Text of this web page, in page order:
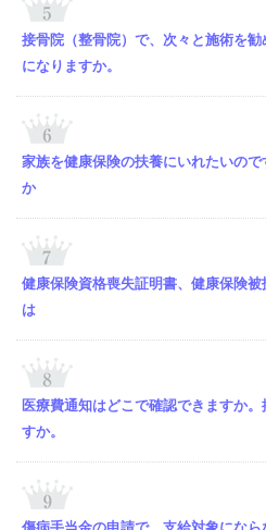
接骨院（整骨院）で、次々と施術を
になりますか。
家族を健康保険の扶養にいれたいの
か
健康保険資格喪失証明書、健康保険
は
医療費通知はどこで確認できますか
すか。